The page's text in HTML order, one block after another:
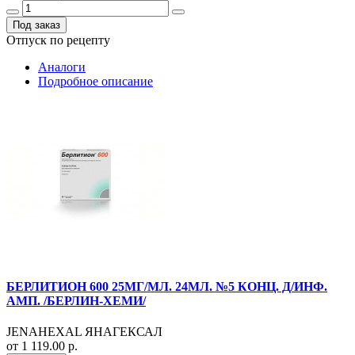
Под заказ
Отпуск по рецепту
Аналоги
Подробное описание
БЕРЛИТИОН 600 25МГ/МЛ. 24МЛ. №5 КОНЦ. Д/ИНФ.
АМП. /БЕРЛИН-ХЕМИ/
JENAHEXAL ЯНАГЕКСАЛ
от 1 119.00 р.